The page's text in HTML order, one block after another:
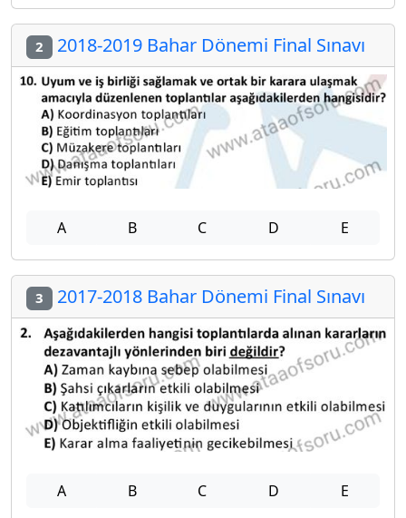
2 2018-2019 Bahar Dönemi Final Sınavı
A B C D E
3 2017-2018 Bahar Dönemi Final Sınavı
A B C D E